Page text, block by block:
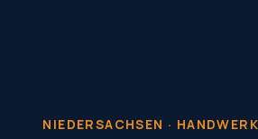
NIEDERSACHSEN ·